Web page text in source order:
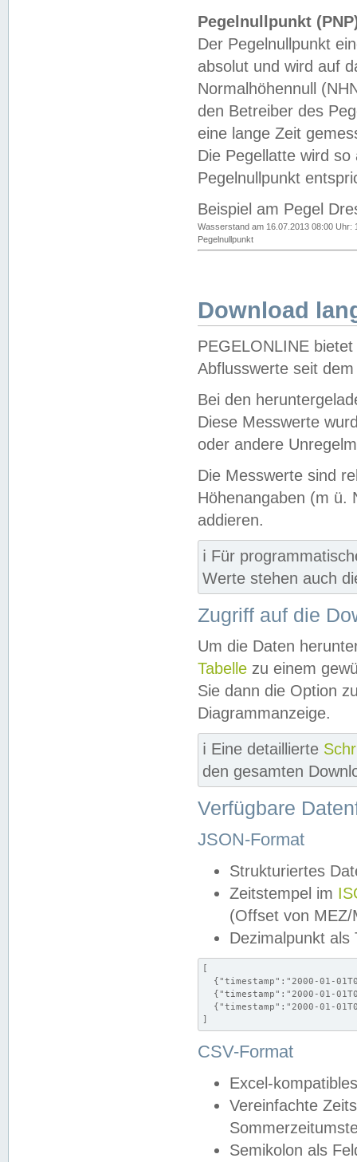
Pegelnullpunkt
Der Pegelnullpunkt
absolut und wird auf
Normalhöhennull
den Betreiber des
eine lange Zeit
Die Pegellatte wird
Pegelnullpunkt
Beispiel am Pegel
Wasserstand am 16.07.2013 08:00 Uhr:
Pegelnullpunkt
Download
PEGELONLINE
Abflusswerte seit
Bei den
Diese Messwerte
oder andere
Die Messwerte sind
Höhenangaben (m ü.
addieren.
ℹ️ Für
Werte stehen auch
Zugriff auf die
Um die Daten
Tabelle zu einem
Sie dann die Option
Diagrammanzeige.
ℹ️ Eine detaillierte
den gesamten
Verfügbare
JSON-Format
Strukturiertes
Zeitstempel im
(Offset von MEZ/
Dezimalpunkt als
[
{"timestamp":"2000-01-
{"timestamp":"2000-01-
{"timestamp":"2000-01-
]
CSV-Format
Excel-
Vereinfachte
Semikolon als